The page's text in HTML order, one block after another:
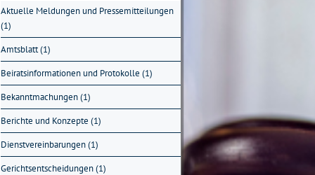
Aktuelle Meldungen und Pressemitteilungen
(1)
Amtsblatt (1)
Beiratsinformationen und Protokolle (1)
Bekanntmachungen (1)
Berichte und Konzepte (1)
Dienstvereinbarungen (1)
Gerichtsentscheidungen (1)